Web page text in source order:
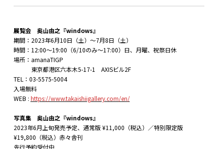
展覧会 奥山由之『windows』
期間：2023年6月10日（土）〜7月8日（土）
時間：12:00〜19:00（6/10のみ〜17:00）日、月曜、祝祭日休
場所：amanaTIGP
東京都港区六本木5-17-1 AXISビル2F
TEL：03-5575-5004
入場無料
WEB : https://www.takaishiigallery.com/en/
写真集 奥山由之『windows』
2023年6月上旬発売予定、通常版 ¥11,000（税込）／特別限定版
¥19,800（税込）赤々舎刊
先行予約受付中